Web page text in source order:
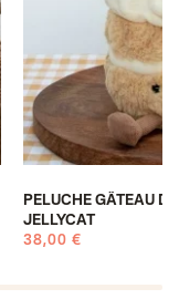
PELUCHE GÂTEAU
JELLYCAT
38,00 €